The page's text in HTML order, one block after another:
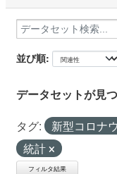
並び順
データセットが見
タグ:
新型コロナ
統計
フィルタ結果